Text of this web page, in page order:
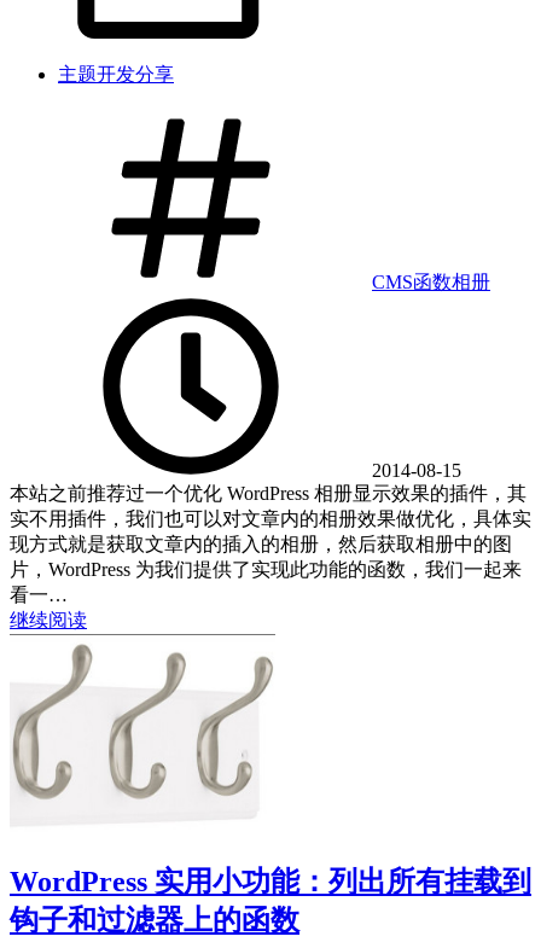
主题开发分享
CMS函数相册
2014-08-15
本站之前推荐过一个优化 WordPress 相册显示效果的插件，其
实不用插件，我们也可以对文章内的相册效果做优化，具体实
现方式就是获取文章内的插入的相册，然后获取相册中的图
片，WordPress 为我们提供了实现此功能的函数，我们一起来
看一…
继续阅读
WordPress 实用小功能：列出所有挂载到
钩子和过滤器上的函数